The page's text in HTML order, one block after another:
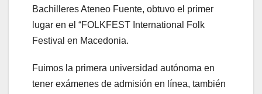
Bachilleres Ateneo Fuente, obtuvo el primer
lugar en el “FOLKFEST International Folk
Festival en Macedonia.
Fuimos la primera universidad autónoma en
tener exámenes de admisión en línea, también